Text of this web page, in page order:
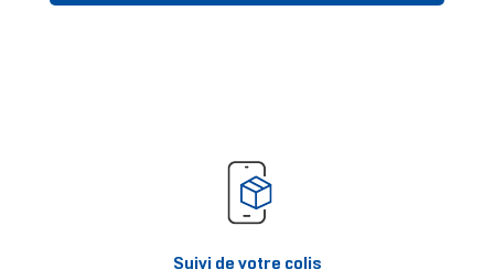
Suivi de votre colis